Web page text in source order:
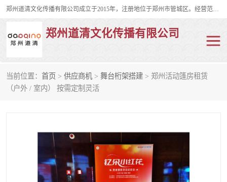
郑州道清文化传播有限公司成立于2015年，注册地位于郑州市管城区。经营范围包括会议及展览服务、庆典礼仪策划、企业形象策划、企业管理咨询、计算机图文设计、制作等。主要产品服务有：舞台桁架搭建，背景板搭建，灯光音响，雷亚舞台搭建、龙门架搭建、会议桌椅租赁、灯光音响租赁、空飘出租、气柱拱门租赁、喷绘写真制作、kt板制作。
郑州道清文化传播有限公司
当前位置： 首页 > 供应商机 > 舞台桁架搭建 > 郑州活动篷房租赁
（户外 / 室内） 按需定制灵活
舞台桁架搭建
kt板制作 场地布置